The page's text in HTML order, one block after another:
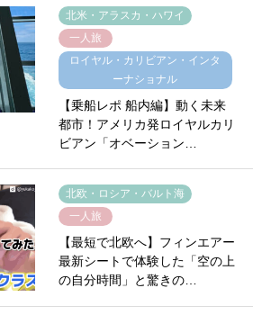
北米・アラスカ・ハワイ
一人旅
ロイヤル・カリビアン・インタ
ーナショナル
【乗船レポ 船内編】動く未来
都市！アメリカ発ロイヤルカリ
ビアン「オベーション…
北欧・ロシア・バルト海
一人旅
【最短で北欧へ】フィンエアー
最新シートで体験した「空の上
の自分時間」と驚きの…